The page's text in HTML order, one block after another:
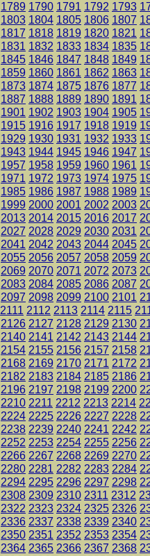
1789 1790 1791 1792 1793
1803 1804 1805 1806 1807
1817 1818 1819 1820 1821
1831 1832 1833 1834 1835
1845 1846 1847 1848 1849
1859 1860 1861 1862 1863
1873 1874 1875 1876 1877
1887 1888 1889 1890 1891
1901 1902 1903 1904 1905
1915 1916 1917 1918 1919
1929 1930 1931 1932 1933
1943 1944 1945 1946 1947
1957 1958 1959 1960 1961
1971 1972 1973 1974 1975
1985 1986 1987 1988 1989
1999 2000 2001 2002 2003
2013 2014 2015 2016 2017
2027 2028 2029 2030 2031
2041 2042 2043 2044 2045
2055 2056 2057 2058 2059
2069 2070 2071 2072 2073
2083 2084 2085 2086 2087
2097 2098 2099 2100 2101
2111 2112 2113 2114 2115
2126 2127 2128 2129 2130
2140 2141 2142 2143 2144
2154 2155 2156 2157 2158
2168 2169 2170 2171 2172
2182 2183 2184 2185 2186
2196 2197 2198 2199 2200
2210 2211 2212 2213 2214
2224 2225 2226 2227 2228
2238 2239 2240 2241 2242
2252 2253 2254 2255 2256
2266 2267 2268 2269 2270
2280 2281 2282 2283 2284
2294 2295 2296 2297 2298
2308 2309 2310 2311 2312
2322 2323 2324 2325 2326
2336 2337 2338 2339 2340
2350 2351 2352 2353 2354
2364 2365 2366 2367 2368